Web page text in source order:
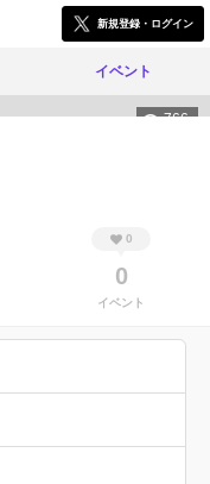
新規登録・ログイン
イベント
766
0
0
イベント